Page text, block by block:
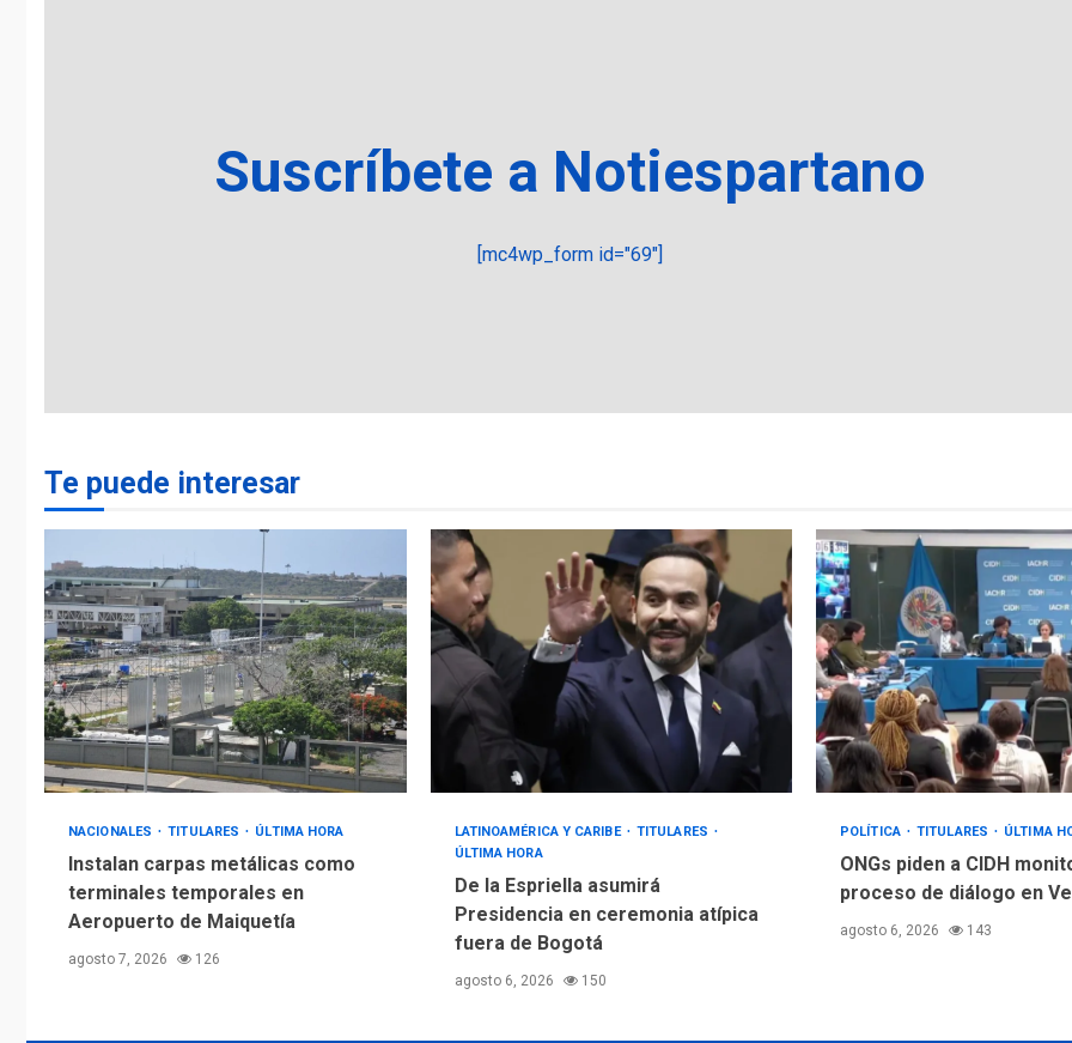
Suscríbete a Notiespartano
[mc4wp_form id="69"]
Te puede interesar
NACIONALES TITULARES ÚLTIMA HORA
Instalan carpas metálicas como
terminales temporales en
Aeropuerto de Maiquetía
agosto 7, 2026 126
LATINOAMÉRICA Y CARIBE
TITULARES
ÚLTIMA HORA
De la Espriella asumirá
Presidencia en ceremonia atípica
fuera de Bogotá
agosto 6, 2026 150
POLÍTICA TITULARES ÚLTIMA
ONGs piden a CIDH
proceso de diálogo en
agosto 6, 2026 143